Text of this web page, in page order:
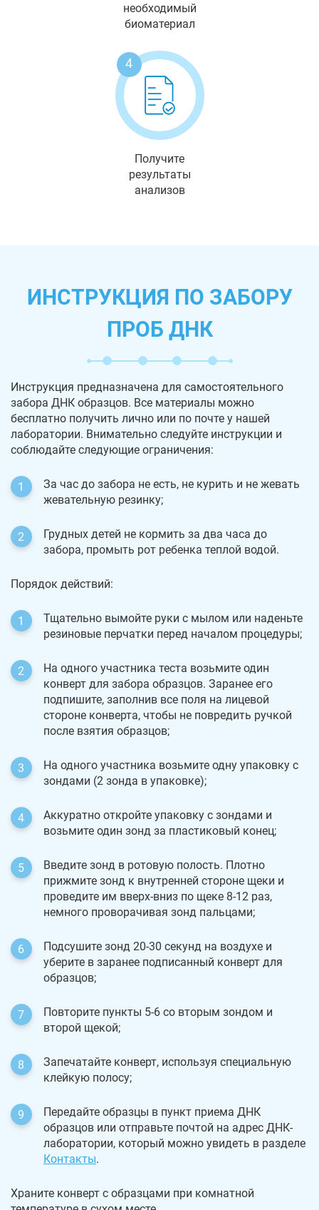
необходимый
биоматериал
4
Получите
результаты
анализов
ИНСТРУКЦИЯ ПО ЗАБОРУ
ПРОБ ДНК
Инструкция предназначена для самостоятельного
забора ДНК образцов. Все материалы можно
бесплатно получить лично или по почте у нашей
лаборатории. Внимательно следуйте инструкции и
соблюдайте следующие ограничения:
За час до забора не есть, не курить и не жевать
жевательную резинку;
Грудных детей не кормить за два часа до
забора, промыть рот ребенка теплой водой.
Порядок действий:
Тщательно вымойте руки с мылом или наденьте
резиновые перчатки перед началом процедуры;
На одного участника теста возьмите один
конверт для забора образцов. Заранее его
подпишите, заполнив все поля на лицевой
стороне конверта, чтобы не повредить ручкой
после взятия образцов;
На одного участника возьмите одну упаковку с
зондами (2 зонда в упаковке);
Аккуратно откройте упаковку с зондами и
возьмите один зонд за пластиковый конец;
Введите зонд в ротовую полость. Плотно
прижмите зонд к внутренней стороне щеки и
проведите им вверх-вниз по щеке 8-12 раз,
немного проворачивая зонд пальцами;
Подсушите зонд 20-30 секунд на воздухе и
уберите в заранее подписанный конверт для
образцов;
Повторите пункты 5-6 со вторым зондом и
второй щекой;
Запечатайте конверт, используя специальную
клейкую полосу;
Передайте образцы в пункт приема ДНК
образцов или отправьте почтой на адрес ДНК-
лаборатории, который можно увидеть в разделе
Контакты.
Храните конверт с образцами при комнатной